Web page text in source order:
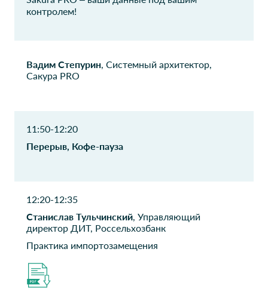
технологиям
Начальник отдела
системного
Альфастрахование-
Директор по ИТ
Директор департамента
поддержки ИТ
Инком
Ведущий инженер
контролем!
Вадим Степурин, Системный архитектор,
Сакура PRO
11:50-12:20
Перерыв, Кофе-пауза
12:20-12:35
Станислав Тульчинский, Управляющий
директор ДИТ, Россельхозбанк
Практика импортозамещения